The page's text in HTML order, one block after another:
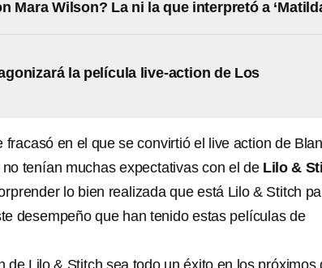
Mara Wilson? La ni la que interpretó a
la película live-action de Los
fracasó en el que se convirtió el live action de
tenían muchas expectativas con el de Lilo &
lo bien realizada que está Lilo & Stitch
desempeño que han tenido estas películas de
de Lilo & Stitch sea todo un éxito en los próximos